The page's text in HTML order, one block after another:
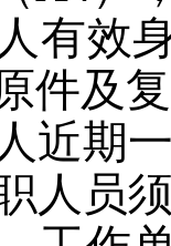
人有效
件及
近期
人员